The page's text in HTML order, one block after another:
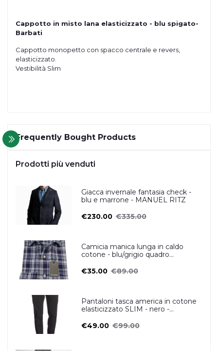
Cappotto in misto lana elasticizzato - blu spigato-
Barbati
Cappotto monopetto con spacco centrale e revers,
elasticizzato.
Vestibilità Slim
Frequently Bought Products
Prodotti più venduti
Giacca invernale fantasia check -
blu e marrone - MANUEL RITZ
€230.00 €335.00
Camicia manica lunga in caldo
cotone - blu/grigio quadro
€35.00 €89.00
Pantaloni tasca america in cotone
elasticizzato SLIM - nero -
€49.00 €99.00